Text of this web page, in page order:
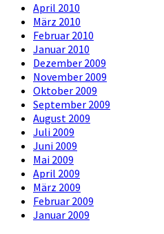
April 2010
März 2010
Februar 2010
Januar 2010
Dezember 2009
November 2009
Oktober 2009
September 2009
August 2009
Juli 2009
Juni 2009
Mai 2009
April 2009
März 2009
Februar 2009
Januar 2009